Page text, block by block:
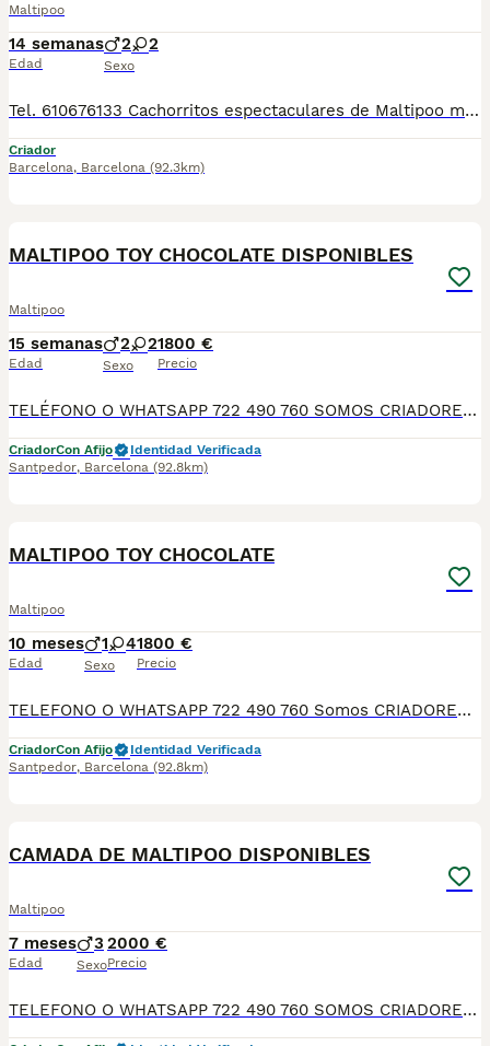
Maltipoo
14 semanas
Edad
2 2
Sexo
Tel. 610676133 Cachorritos espectaculares de Maltipoo machos y hembra preciosos, con mucha calidad de pelo, tienen dos meses de edad. Se entregan revisados por nuestro veterinario, con la vacuna correspondiente a la edad, desparasitados, con su cartilla veterinaria, microchip y garantía sanitaria por escrito virica y genética, muy bien cuidados, muy sanos, criados en entorno familiar. Disponemos de centro con número zoológico T-2500116
Criador
Barcelona, Barcelona (92.3km)
MALTIPOO TOY CHOCOLATE DISPONIBLES
Maltipoo
15 semanas
Edad
2 2
Sexo
1800 €
Precio
TELÉFONO O WHATSAPP 722 490 760 SOMOS CRIADORES DIRECTOS SIN INTERMEDIARIOS! MÁS DE 20 AÑOS EN EL SECTOR NOS AVALAN, VALORANDO TANTO LA CRIA RESPONSABLE COMO TAMBIÉN LA SELECCIÓN PARA MEJORAR LA RAZA DURANTE TODOS ESTOS AÑOS. NUESTROS CACHORROS SE ENTREGAN PREVIAMENTE REVISADOS POR NUESTRO VETERINARIO PROFESIONAL Y BAJO LOS MAS ESTRICTOS CONTROLES DE SALUD, HACEMOS HINCAPIÉ EN SU SOCIABILIZACIÓN PARA SU CORRECTO DESARROLLO NEUROLOGICO! Y OS ASESORAMOS ANTES DURANTE Y DESPUES DE LA ENTREGA PARA QUE TODO SEA LO MAS AFABLE Y FACIL POSIBLE DURANTE LA ADAPTACION! NUESTROS BEBES SE ENTREGAN A PARTIR DE LOS DOS MESES CON SUS VACUNAS AL DIA, DESPARASITADOS Y CON GARANTIAS DE SALUD, MICROCHIP Y CARTILLA DE VACUNACION! SI BUSCAS UN COMPAÑERO SANO Y EQUILIBRADO ESTE ES EL LUGAR, TE ASESORAREMOS DURANTE TODO EL PROCESO NO DUDES EN CONSULTAR POR NUESTROS PEQUES AL 722 490 760
CriadorCon Afijo
Identidad Verificada
Santpedor, Barcelona (92.8km)
MALTIPOO TOY CHOCOLATE
Maltipoo
10 meses
Edad
1 4
Sexo
1800 €
Precio
TELEFONO O WHATSAPP 722 490 760 Somos CRIADORES PROFESIONALES, CON NÚCLEO ZOOLÓGICO PROPIO. Seleccionamos para tener los mejores ejemplares tanto a nivel morfología como a nivel de salud y comportamiento. Nuestros cachorros crecen en un ambiente familiar, con unas condiciones higiénico-sanitarias excepcionales y totalmente socializados, tanto con otros animales como con las personas, para garantizar su bienestar animal. No dudes en consultar sobre disponibilidad de entrega, reserva y sus características, Nuestros cachorros se entregan: DESPARASITADOS INTERNA Y EXTERNAMENTE CON SUS VACUNAS AL DÍA CORRESPONDIENTES POR EDAD CARTILLA DE VACUNACIÓN Y GARANTIA COMPLETA DE SALUD ( VÍRICAS, GENÉTICAS Y HEREDITARIASñ) POR ESCRITO! PARA MAS INFORMACIÓN, FOTOS/VIDEOS O CONSULTAS LLAMANOS O ESCRIBENOS POR WHATSAPP AL 722 490 760 POSIBILIDAD DE ENTREGA PERSONALIZADA A DOMICILIO EN TODO EL TERRITORIO NACIONAL.
CriadorCon Afijo
Identidad Verificada
Santpedor, Barcelona (92.8km)
CAMADA DE MALTIPOO DISPONIBLES
Maltipoo
7 meses
Edad
3
Sexo
2000 €
Precio
TELEFONO O WHATSAPP 722 490 760 SOMOS CRIADORES DIRECTOS SIN INTERMEDIARIOS! MAS DE 20 AÑOS EN EL SECTOR NOS AVALAN, VALORANDO NO SOLO LA CRIA RESPONSABLE SI NO TAMBIEN LA SELECCIÓN PARA MEJORAR LA RAZA DURANTE TODOS ESTOS AÑOS. NUESTROS CACHORROS SE ENTREGAN PREVIAMENTE REVISADOS POR UN VETERINARIO PROFESIONAL Y BAJO LOS MAS ESTRICTOS CONTROLES DE SALUD, HACEMOS HINCAPIÉ EN SU SOCIABILIZACIÓN PARA SU CORRECTO DESARROLLO NEUROLOGICO! Y OS ASESORAMOS ANTES DURANTE Y DESPUES DE LA ENTREGA PARA QUE TODO SEA LO MAS AFABLE Y FACIL POSIBLE DURANTE LA ADAPTACION! NUESTROS BEBE SE ENTREGAN A PARTIR DE LOS DOS MESES CON SUS VACUNAS AL DIA, DESPARASITADOS Y CON GARANTIAS DE SALUD, MICROCHIP Y CARTILLA DE VACUNACION! SI BUSCAS UN COMPAÑERO SANO Y EQUILIBRADO ESTE ES EL LUGAR, TE ASESORAREMOS DURANTE TODO EL PROCESO NO DUDES EN CONSULTAR POR NUESTROS PEQUES AL 722 490 760